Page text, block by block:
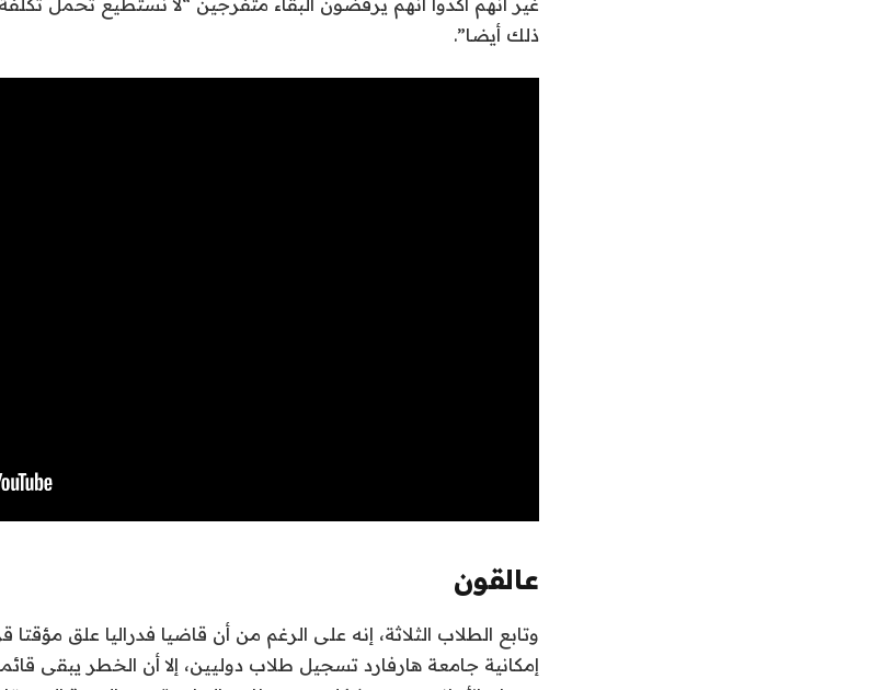
ذلك أيضا”.
عالقون
وتابع الطلاب الثلاثة، إنه على الرغم من أن قاضيا فدراليا علق مؤقتا
إمكانية جامعة هارفارد تسجيل طلاب دوليين، إلا أن الخطر يبقى